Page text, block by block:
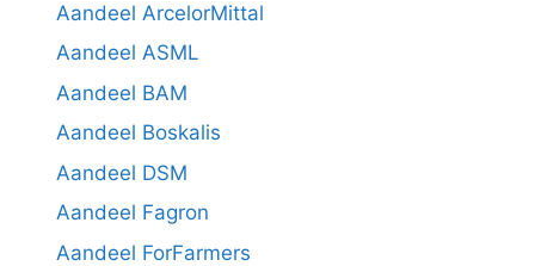
Aandeel ArcelorMittal
Aandeel ASML
Aandeel BAM
Aandeel Boskalis
Aandeel DSM
Aandeel Fagron
Aandeel ForFarmers